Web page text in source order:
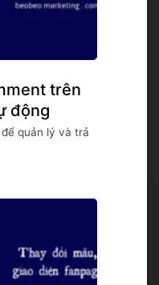
trên
động
quản lý và trả